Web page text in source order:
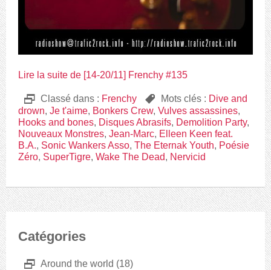
Lire la suite de [14-20/11] Frenchy #135
D Classé dans : Frenchy , Mots clés : Dive and
drown, Je t'aime, Bonkers Crew, Vulves assassines,
Hooks and bones, Disques Abrasifs, Demolition Party,
Nouveaux Monstres, Jean-Marc, Elleen Keen feat.
B.A., Sonic Wankers Asso, The Eternak Youth, Poésie
Zéro, SuperTigre, Wake The Dead, Nervicid
Catégories
D Around the world (18)